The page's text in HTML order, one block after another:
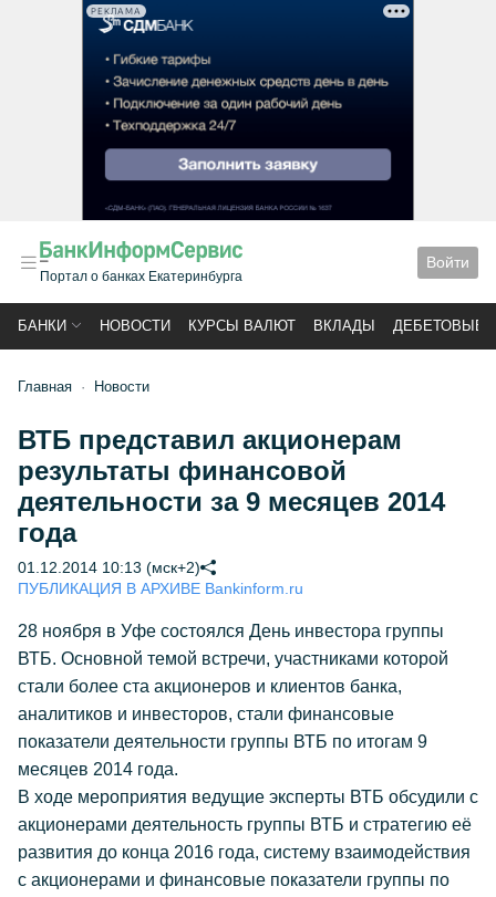
РЕКЛАМА
Портал о банках Екатеринбурга
Войти
БАНКИ НОВОСТИ КУРСЫ ВАЛЮТ ВКЛАДЫ ДЕБЕТОВЫЕ
Главная Новости
ВТБ представил акционерам
результаты финансовой
деятельности за 9 месяцев 2014
года
01.12.2014 10:13 (мск+2)
ПУБЛИКАЦИЯ В АРХИВЕ Bankinform.ru
28 ноября в Уфе состоялся День инвестора группы
ВТБ. Основной темой встречи, участниками которой
стали более ста акционеров и клиентов банка,
аналитиков и инвесторов, стали финансовые
показатели деятельности группы ВТБ по итогам 9
месяцев 2014 года.
В ходе мероприятия ведущие эксперты ВТБ обсудили с
акционерами деятельность группы ВТБ и стратегию её
развития до конца 2016 года, систему взаимодействия
с акционерами и финансовые показатели группы по